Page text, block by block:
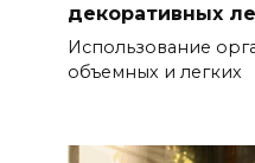
декоративных
Использование
объемных и легких